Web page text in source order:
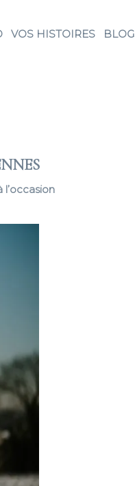
VOS HISTOIRES BLOG